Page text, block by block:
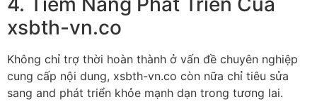
xsbth-vn.co
Không chỉ trợ thời hoàn thành ở vấn đề chuyên nghiệp
cung cấp nội dung, xsbth-vn.co còn nữa chỉ tiêu sửa
sang and phát triển khỏe mạnh dạn trong tương lai.